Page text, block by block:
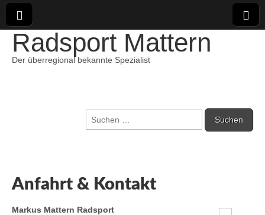
Radsport Mattern
Der überregional bekannte Spezialist
Suchen
nach:
Anfahrt & Kontakt
Markus Mattern Radsport